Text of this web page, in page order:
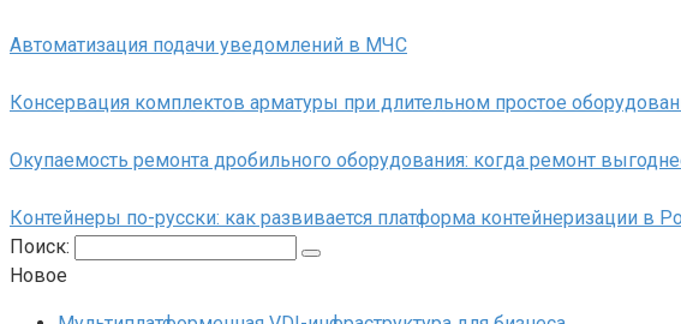
Автоматизация подачи уведомлений в МЧС
Консервация комплектов арматуры при длительном простое
Окупаемость ремонта дробильного оборудования: когда ремонт
Контейнеры по-русски: как развивается платформа контейнеризации в
Поиск:
Новое